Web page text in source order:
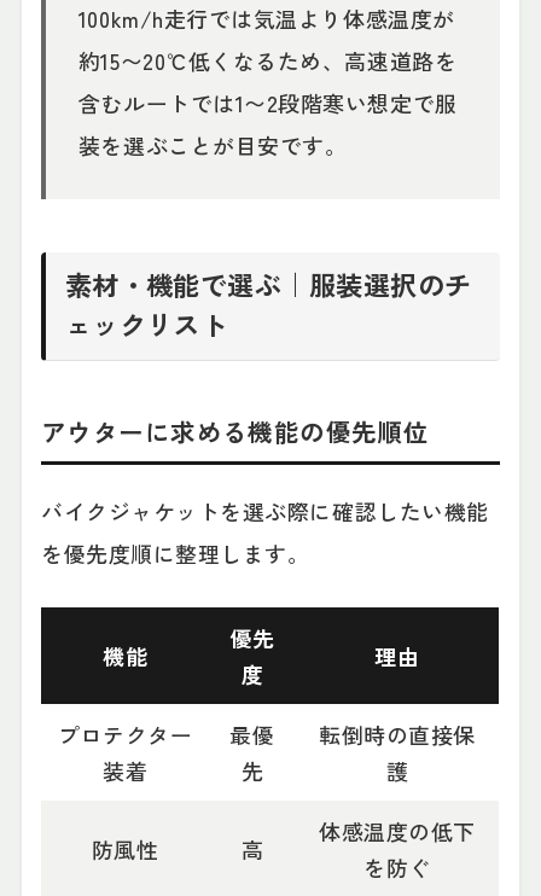
100km/h走行では気温より体感温度が
約15〜20℃低くなるため、高速道路を
含むルートでは1〜2段階寒い想定で服
装を選ぶことが目安です。
素材・機能で選ぶ｜服装選択のチ
ェックリスト
アウターに求める機能の優先順位
バイクジャケットを選ぶ際に確認したい機能
を優先度順に整理します。
機能
優先
度
理由
プロテクター
装着
最優
先
転倒時の直接保
護
防風性 高
体感温度の低下
を防ぐ